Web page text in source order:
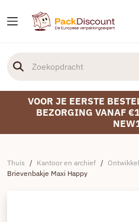
VOOR JE EERSTE
BEZORGING VANAF
Thuis / Kantoor en archief /
Brievenbakje Maxi Happy